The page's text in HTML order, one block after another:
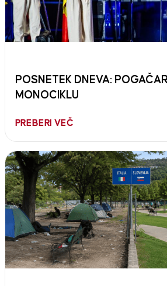
POSNETEK DNEVA:
MONOCIKLU
PREBERI VEČ